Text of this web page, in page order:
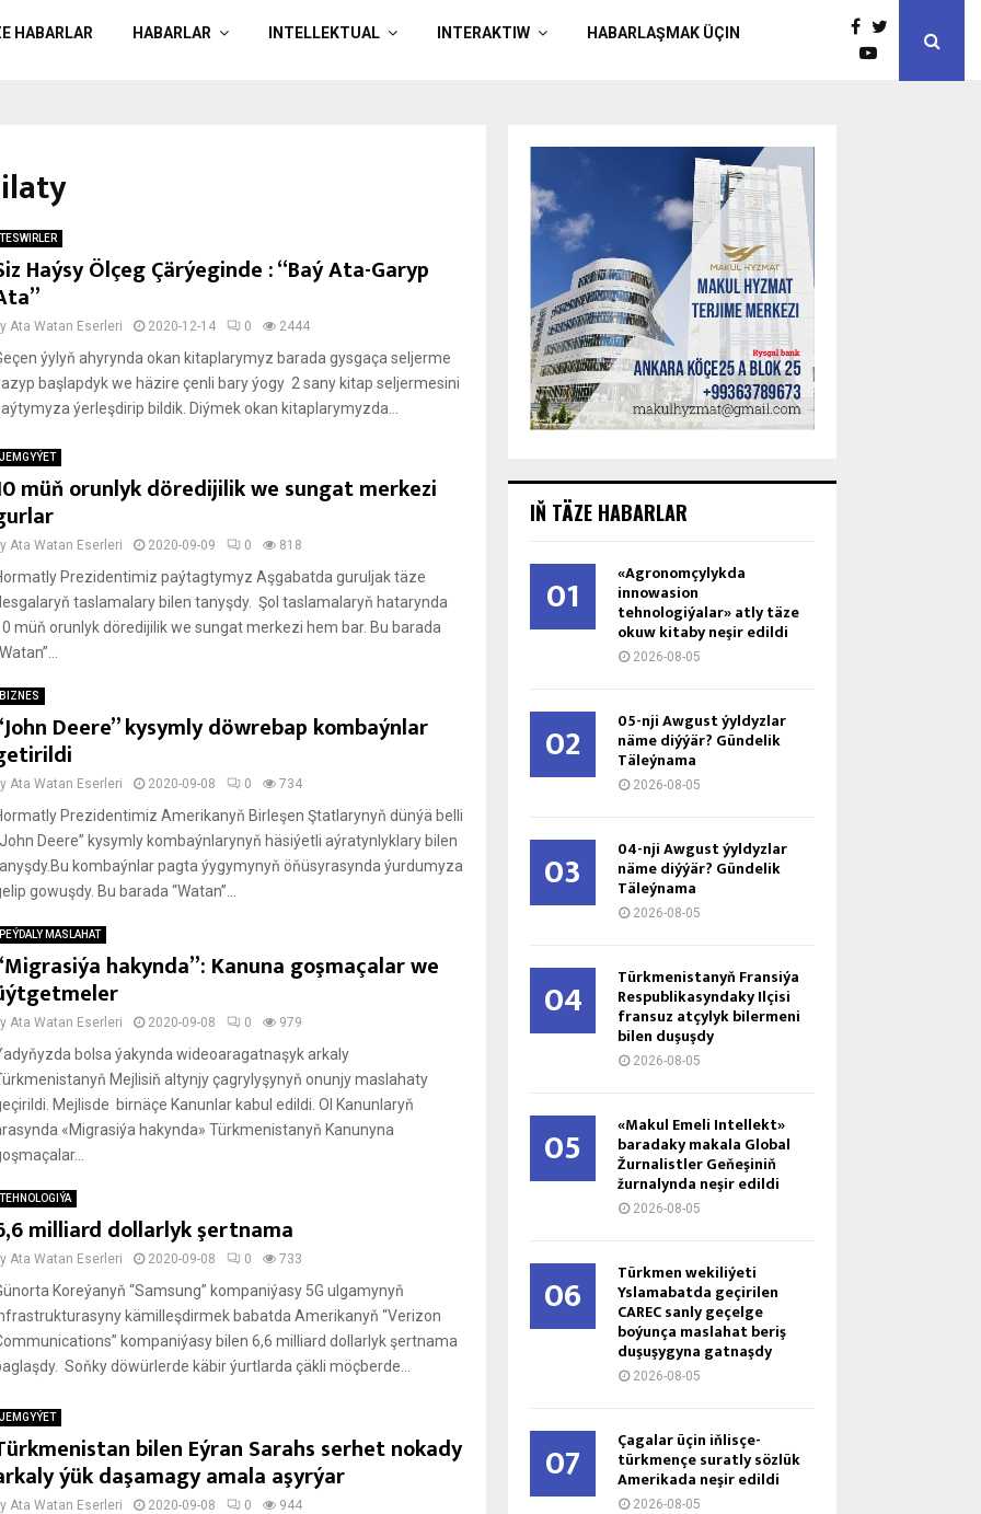
HABARLAR HABARLAR INTELLEKTUAL INTERAKTIW HABARLAŞMAK ÜÇIN
TESWIRLER
Haýsy Ölçeg Çärýeginde : “Baý Ata-Garyp
Ata Watan Eserleri 2020-12-14 0 2444
ýylyň ahyrynda okan kitaplarymyz barada gysgaça seljerme
başlapdyk we häzire çenli bary ýogy 2 sany kitap seljermesini
ýerleşdirip bildik. Diýmek okan kitaplarymyzda...
JEMGYÝET
müň orunlyk döredijilik we sungat merkezi
Ata Watan Eserleri 2020-09-09 0 818
Prezidentimiz paýtagtymyz Aşgabatda guruljak täze
taslamalary bilen tanyşdy. Şol taslamalaryň hatarynda
müň orunlyk döredijilik we sungat merkezi hem bar. Bu barada
BIZNES
Deere” kysymly döwrebap kombaýnlar
Ata Watan Eserleri 2020-09-08 0 734
Prezidentimiz Amerikanyň Birleşen Ştatlarynyň dünýä belli
Deere” kysymly kombaýnlarynyň häsiýetli aýratynlyklary bilen
kombaýnlar pagta ýygymynyň öňüsyrasynda ýurdumyza
gowuşdy. Bu barada “Watan”...
PEÝDALY MASLAHAT
hakynda”: Kanuna goşmaçalar we
Ata Watan Eserleri 2020-09-08 0 979
bolsa ýakynda wideoaragatnaşyk arkaly
Mejlisiň altynjy çagrylyşynyň onunjy maslahaty
Mejlisde birnäçe Kanunlar kabul edildi. Ol Kanunlaryň
«Migrasiýa hakynda» Türkmenistanyň Kanunyna
TEHNOLOGIÝA
milliard dollarlyk şertnama
Ata Watan Eserleri 2020-09-08 0 733
Koreýanyň “Samsung” kompaniýasy 5G ulgamynyň
kämilleşdirmek babatda Amerikanyň “Verizon
kompaniýasy bilen 6,6 milliard dollarlyk şertnama
Soňky döwürlerde käbir ýurtlarda çäkli möçberde...
JEMGYÝET
bilen Eýran Sarahs serhet nokady
ýük daşamagy amala aşyrýar
Ata Watan Eserleri 2020-09-08 0 944
IŇ TÄZE HABARLAR
01 «Agronomçylykda
innowasion
tehnologiýalar» atly täze
okuw kitaby neşir edildi
2026-08-05
02 05-nji Awgust ýyldyzlar
näme diýýär? Gündelik
Täleýnama
2026-08-05
03 04-nji Awgust ýyldyzlar
näme diýýär? Gündelik
Täleýnama
2026-08-05
04 Türkmenistanyň Fransiýa
Respublikasyndaky Ilçisi
fransuz atçylyk bilermeni
bilen duşuşdy
2026-08-05
05 «Makul Emeli Intellekt»
baradaky makala Global
Žurnalistler Geňeşiniň
žurnalynda neşir edildi
2026-08-05
06 Türkmen wekiliýeti
Yslamabatda geçirilen
CAREC sanly geçelge
boýunça maslahat beriş
duşuşygyna gatnaşdy
2026-08-05
07 Çagalar üçin iňlisçe-
türkmençe suratly sözlük
Amerikada neşir edildi
2026-08-05